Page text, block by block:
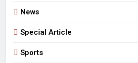
News
Special Article
Sports